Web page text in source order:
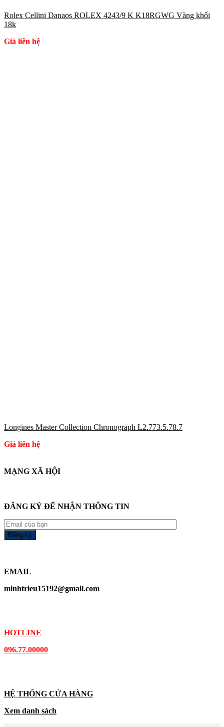
Rolex Cellini Danaos ROLEX 4243/9 K K18RGWG Vàng khối
18k
Giá liên hệ
Longines Master Collection Chronograph L2.773.5.78.7
Giá liên hệ
MẠNG XÃ HỘI
ĐĂNG KÝ ĐỂ NHẬN THÔNG TIN
EMAIL
minhtrieu15192@gmail.com
HOTLINE
096.77.00000
HỆ THỐNG CỬA HÀNG
Xem danh sách